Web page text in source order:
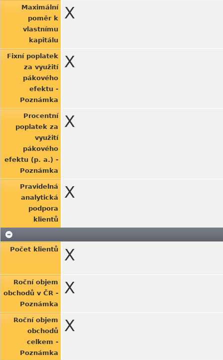
Maximální
poměr k
vlastnímu
kapitálu
X
Fixní poplatek
za využití
pákového
efektu -
Poznámka
X
Procentní
poplatek za
využití
pákového
efektu (p. a.) -
Poznámka
X
Pravidelná
analytická
podpora
klientů
X
Počet klientů X
Roční objem
obchodů v ČR -
Poznámka
X
Roční objem
obchodů
celkem -
Poznámka
X